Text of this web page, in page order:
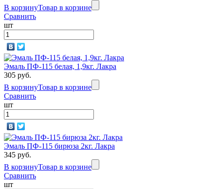
В корзинуТовар в корзине
Сравнить
шт
Эмаль ПФ-115 белая, 1,9кг. Лакра
305 руб.
В корзинуТовар в корзине
Сравнить
шт
Эмаль ПФ-115 бирюза 2кг. Лакра
345 руб.
В корзинуТовар в корзине
Сравнить
шт